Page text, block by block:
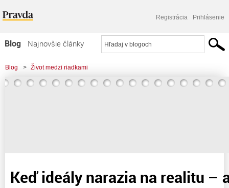
Registrácia Prihlásenie
Blog
Najnovšie články
Najčítanejšie články
Najkomentovanejšie články
Blog > Život medzi riadkami
> Keď ideály narazia na realitu - ako odísť bez hnevu
Keď ideály narazia na realitu –